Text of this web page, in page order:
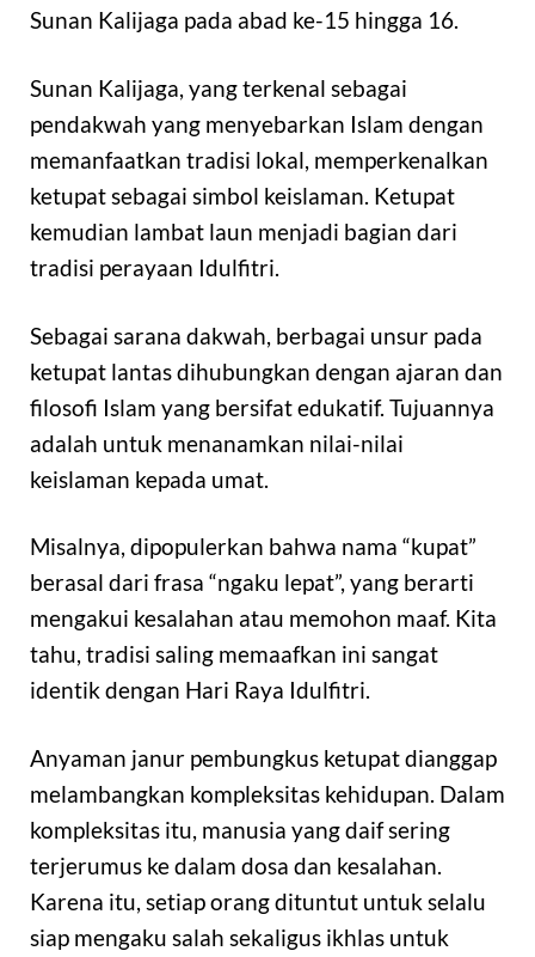
Sunan Kalijaga pada abad ke-15 hingga 16.
Sunan Kalijaga, yang terkenal sebagai
pendakwah yang menyebarkan Islam dengan
memanfaatkan tradisi lokal, memperkenalkan
ketupat sebagai simbol keislaman. Ketupat
kemudian lambat laun menjadi bagian dari
tradisi perayaan Idulfitri.
Sebagai sarana dakwah, berbagai unsur pada
ketupat lantas dihubungkan dengan ajaran dan
filosofi Islam yang bersifat edukatif. Tujuannya
adalah untuk menanamkan nilai-nilai
keislaman kepada umat.
Misalnya, dipopulerkan bahwa nama “kupat”
berasal dari frasa “ngaku lepat”, yang berarti
mengakui kesalahan atau memohon maaf. Kita
tahu, tradisi saling memaafkan ini sangat
identik dengan Hari Raya Idulfitri.
Anyaman janur pembungkus ketupat dianggap
melambangkan kompleksitas kehidupan. Dalam
kompleksitas itu, manusia yang daif sering
terjerumus ke dalam dosa dan kesalahan.
Karena itu, setiap orang dituntut untuk selalu
siap mengaku salah sekaligus ikhlas untuk